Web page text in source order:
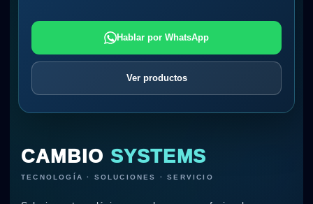
Hablar por WhatsApp
Ver productos
CAMBIO SYSTEMS
TECNOLOGÍA · SOLUCIONES · SERVICIO